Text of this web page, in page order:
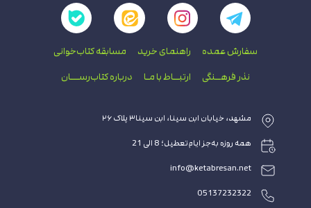
سفارش عمده راهنمای‌ خرید مسابقه کتاب‌خوانی
نذر فرهــنگی ارتبــاط با‌ مـا درباره کتاب‌رســـان
مشهد، خیابان ابن سینا، ابن سینا۳ پلاک ۲۶
همه روزه به‌جز ایام تعطیل؛ 8 الی 21
info@ketabresan.net
05137232322